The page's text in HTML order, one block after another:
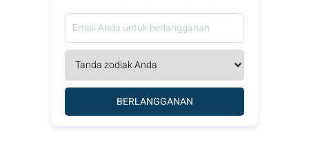
BERLANGGANAN